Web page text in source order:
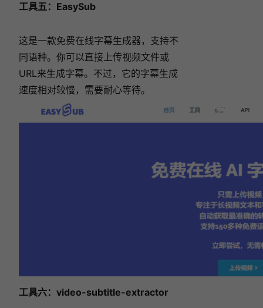
工具五： EasySub
这是一款免费在线字幕生成器，支持不
同语种。你可以直接上传视频文件或
URL来生成字幕。不过，它的字幕生成
速度相对较慢，需要耐心等待。
工具六： video-subtitle-extractor